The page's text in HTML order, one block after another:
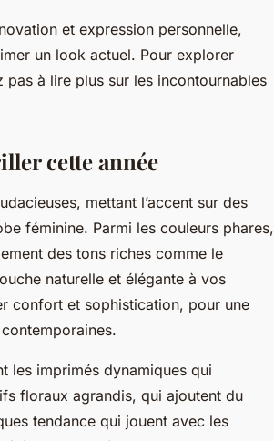
et expression personnelle,
un look actuel. Pour explorer
pas à lire plus sur les incontournables
cette année
mettant l’accent sur des
féminine. Parmi les couleurs phares,
des tons riches comme le
naturelle et élégante à vos
confort et sophistication, pour une
les imprimés dynamiques qui
floraux agrandis, qui ajoutent du
tendance qui jouent avec les